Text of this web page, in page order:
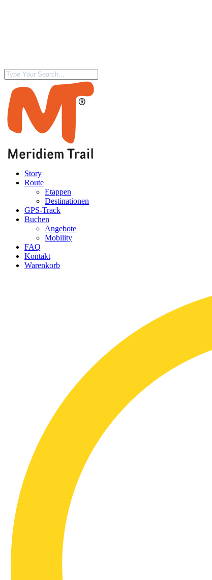
Story
Route
Etappen
Destinationen
GPS-Track
Buchen
Angebote
Mobility
FAQ
Kontakt
Warenkorb